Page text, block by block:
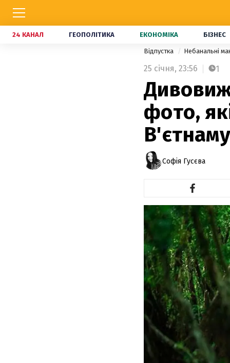
24 КАНАЛ ГЕОПОЛІТИКА ЕКОНОМІКА БІЗНЕС
Відпустка Небанальні
25 січня, 23:56 1
фото,
Софія Гусєва